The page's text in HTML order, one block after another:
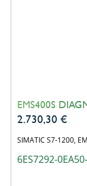
EMS400S
2.730,30 €
SIMATIC S7-1200,
6ES7292-